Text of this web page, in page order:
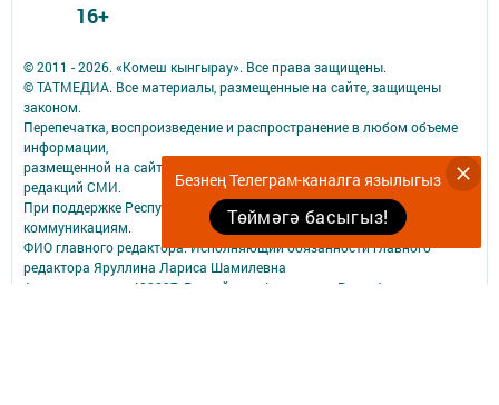
Безнең Телеграм-каналга язылыгыз
Төймәгә басыгыз!
© 2011 - 2026. «Комеш кынгырау». Все права защищены.
© ТАТМЕДИА. Все материалы, размещенные на сайте, защищены
законом.
Перепечатка, воспроизведение и распространение в любом объеме
информации,
размещенной на сайте, возможна только с письменного согласия
редакций СМИ.
При поддержке Республиканского агентства по печати и массовым
коммуникациям.
ФИО главного редактора: Исполняющий обязанности главного
редактора Яруллина Лариса Шамилевна
Адрес редакции: 423827, Российская Федерация, Республика
16+